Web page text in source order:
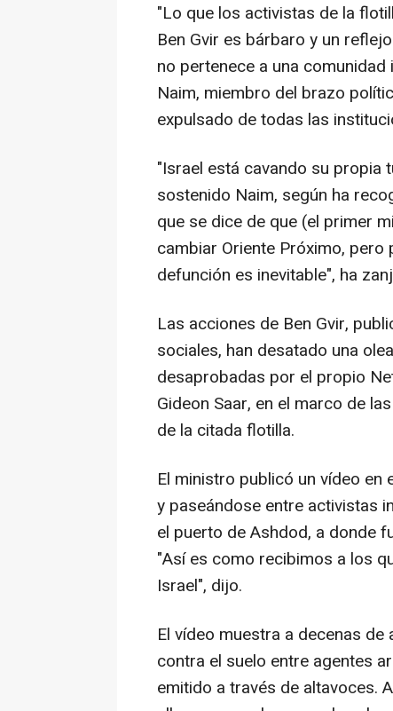
"Lo que los activistas de la
Ben Gvir es bárbaro y un
no pertenece a una
Naim, miembro del brazo
expulsado de todas las
"Israel está cavando su propia
sostenido Naim, según ha
que se dice de que (el primer
cambiar Oriente Próximo,
defunción es inevitable", ha
Las acciones de Ben Gvir,
sociales, han desatado una
desaprobadas por el propio
Gideon Saar, en el marco de
de la citada flotilla.
El ministro publicó un vídeo en
y paseándose entre activistas
el puerto de Ashdod, a donde
"Así es como recibimos a los
Israel", dijo.
El vídeo muestra a decenas
contra el suelo entre agentes
emitido a través de altavoces.